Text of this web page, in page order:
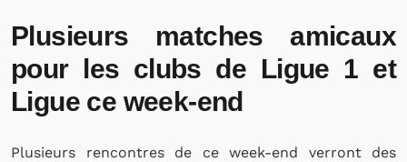
Plusieurs matches amicaux
pour les clubs de Ligue 1 et
Ligue ce week-end
Plusieurs rencontres de ce week-end verront des